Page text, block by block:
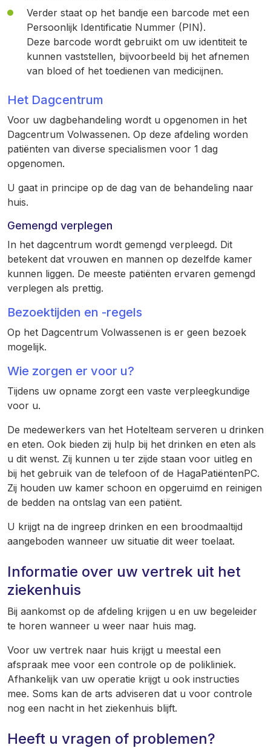
Verder staat op het bandje een barcode met een
Persoonlijk Identificatie Nummer (PIN).
Deze barcode wordt gebruikt om uw identiteit te
kunnen vaststellen, bijvoorbeeld bij het afnemen
van bloed of het toedienen van medicijnen.
Het Dagcentrum
Voor uw dagbehandeling wordt u opgenomen in het
Dagcentrum Volwassenen. Op deze afdeling worden
patiënten van diverse specialismen voor 1 dag
opgenomen.
U gaat in principe op de dag van de behandeling naar
huis.
Gemengd verplegen
In het dagcentrum wordt gemengd verpleegd. Dit
betekent dat vrouwen en mannen op dezelfde kamer
kunnen liggen. De meeste patiënten ervaren gemengd
verplegen als prettig.
Bezoektijden en -regels
Op het Dagcentrum Volwassenen is er geen bezoek
mogelijk.
Wie zorgen er voor u?
Tijdens uw opname zorgt een vaste verpleegkundige
voor u.
De medewerkers van het Hotelteam serveren u drinken
en eten. Ook bieden zij hulp bij het drinken en eten als
u dit wenst. Zij kunnen u ter zijde staan voor uitleg en
bij het gebruik van de telefoon of de HagaPatiëntenPC.
Zij houden uw kamer schoon en opgeruimd en reinigen
de bedden na ontslag van een patiënt.
U krijgt na de ingreep drinken en een broodmaaltijd
aangeboden wanneer uw situatie dit weer toelaat.
Informatie over uw vertrek uit het
ziekenhuis
Bij aankomst op de afdeling krijgen u en uw begeleider
te horen wanneer u weer naar huis mag.
Voor uw vertrek naar huis krijgt u meestal een
afspraak mee voor een controle op de polikliniek.
Afhankelijk van uw operatie krijgt u ook instructies
mee. Soms kan de arts adviseren dat u voor controle
nog een nacht in het ziekenhuis blijft.
Heeft u vragen of problemen?